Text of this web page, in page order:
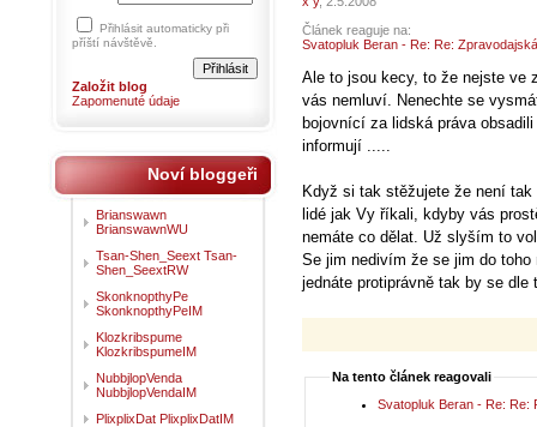
Článek reaguje na:
Svatopluk Beran - Re: Re:
Ale to jsou kecy, to že nejste ve
vás nemluví. Nenechte se
bojovnící za lidská práva
informují .....
Když si tak stěžujete že není
lidé jak Vy říkali, kdyby vás
nemáte co dělat. Už slyším to
Se jim nedivím že se jim do
jednáte protiprávně tak by se
Na tento článek reagovali
Svatopluk Beran - Re: Re:
Přihlásit automaticky při
příští návštěvě.
Založit blog
Zapomenuté údaje
Noví bloggeři
Brianswawn
BrianswawnWU
Tsan-Shen_Seext Tsan-
Shen_SeextRW
SkonknopthyPe
SkonknopthyPeIM
Klozkribspume
KlozkribspumeIM
NubbjlopVenda
NubbjlopVendaIM
PlixplixDat PlixplixDatIM